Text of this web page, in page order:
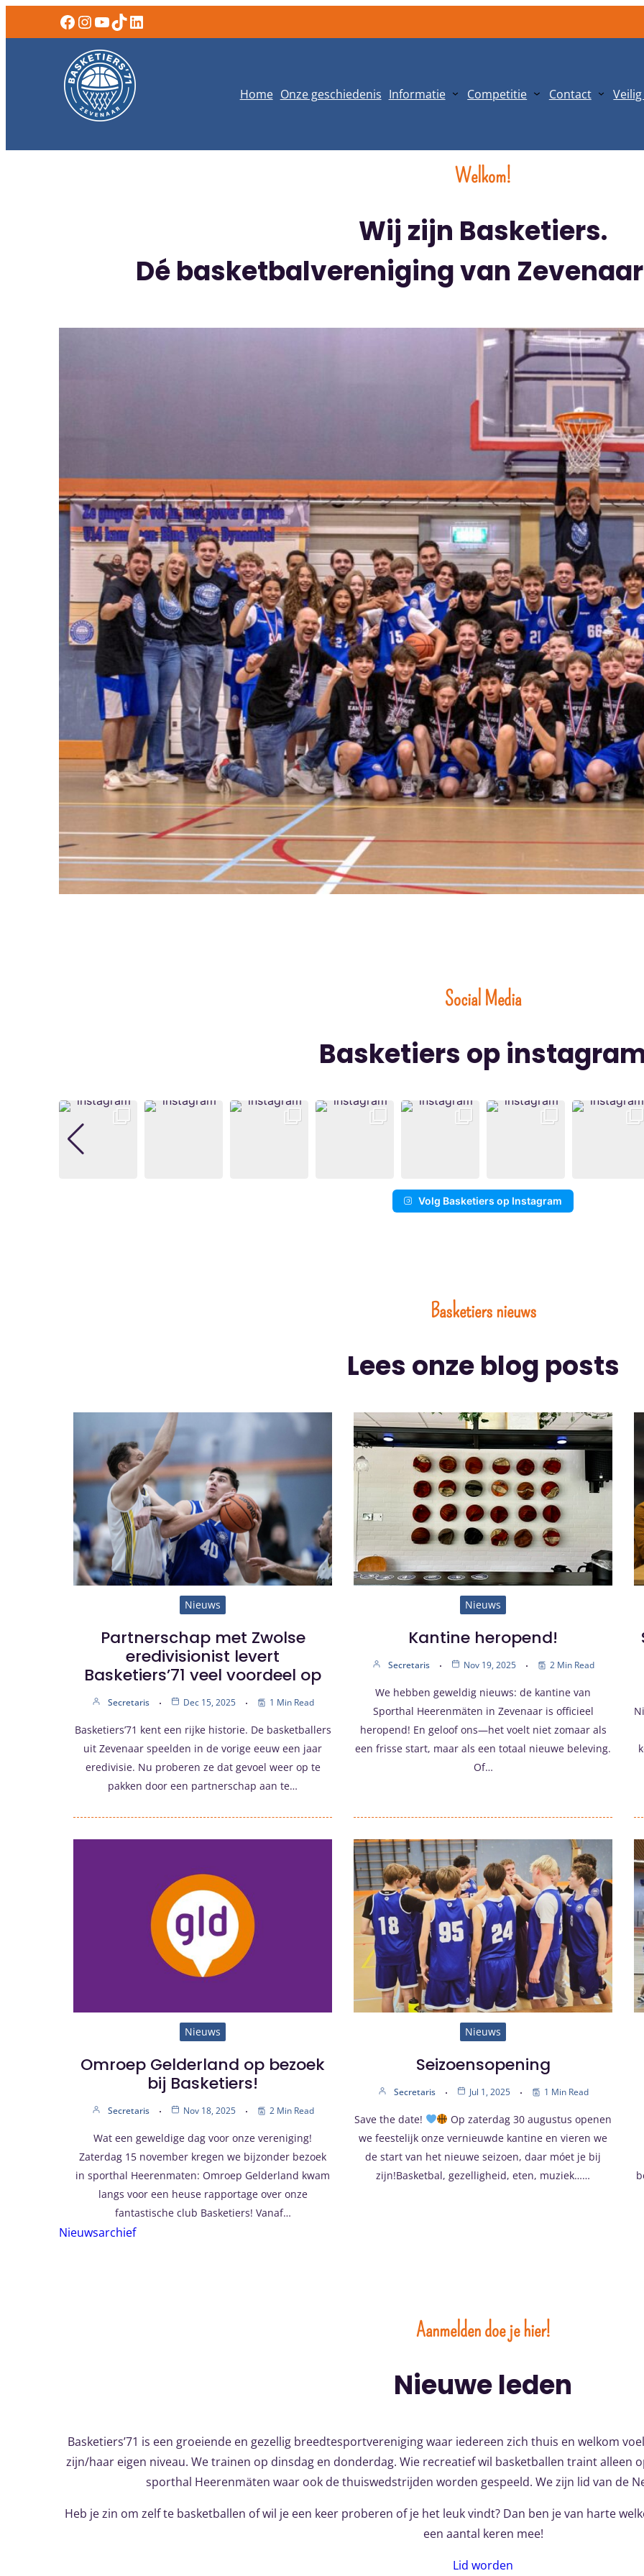
naar
Facebook InstagramYouTube TikTok LinkedIn
Home Onze geschiedenis Informatie Competitie Contact
Welkom!
Wij zijn Basketiers.
Dé basketbalvereniging van
Social Media
Basketiers op
Volg Basketiers op Instagram
Basketiers nieuws
Lees onze blog posts
Nieuws
Partnerschap met Zwolse
eredivisionist levert
Basketiers’71 veel voordeel op
Secretaris Dec 15, 2025 1 Min Read
Basketiers’71 kent een rijke historie. De basketballers
uit Zevenaar speelden in de vorige eeuw een jaar
eredivisie. Nu proberen ze dat gevoel weer op te
pakken door een partnerschap aan te…
Nieuws
Kantine heropend!
Secretaris Nov 19, 2025 2 Min Read
We hebben geweldig nieuws: de kantine van
Sporthal Heerenmäten in Zevenaar is officieel
heropend! En geloof ons—het voelt niet zomaar als
een frisse start, maar als een totaal nieuwe beleving.
Of…
Nieuws
Omroep Gelderland op bezoek
bij Basketiers!
Secretaris Nov 18, 2025 2 Min Read
Wat een geweldige dag voor onze vereniging!
Zaterdag 15 november kregen we bijzonder bezoek
in sporthal Heerenmaten: Omroep Gelderland kwam
langs voor een heuse rapportage over onze
fantastische club Basketiers! Vanaf…
Nieuws
Seizoensopening
Secretaris Jul 1, 2025 1 Min Read
Save the date!
Op zaterdag 30 augustus openen
we feestelijk onze vernieuwde kantine en vieren we
de start van het nieuwe seizoen, daar móet je bij
zijn!Basketbal, gezelligheid, eten, muziek……
Nieuwsarchief
Aanmelden doe je hier!
Nieuwe leden
Basketiers’71 is een groeiende en gezellig breedtesportvereniging waar iedereen zich thuis en welkom
zijn/haar eigen niveau. We trainen op dinsdag en donderdag. Wie recreatief wil basketballen traint alleen
sporthal Heerenmäten waar ook de thuiswedstrijden worden gespeeld. We zijn lid van de
Heb je zin om zelf te basketballen of wil je een keer proberen of je het leuk vindt? Dan ben je van harte
een aantal keren mee!
Lid worden